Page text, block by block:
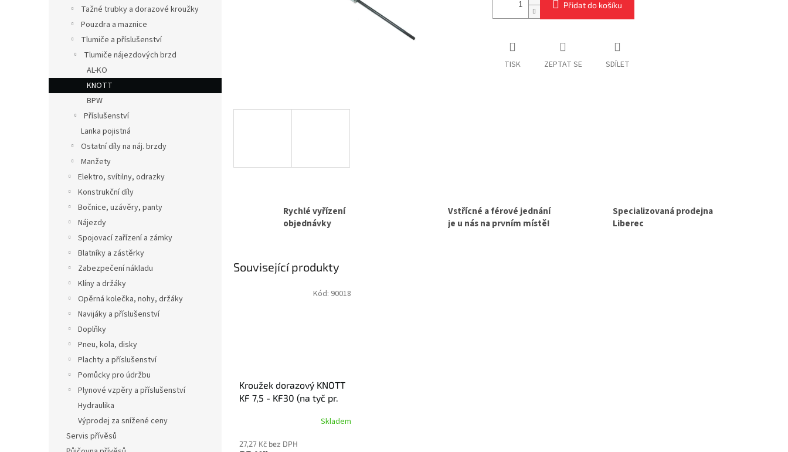
Tažné trubky a dorazové kroužky
Pouzdra a maznice
Tlumiče a příslušenství
Tlumiče nájezdových brzd
AL-KO
KNOTT
BPW
Příslušenství
Lanka pojistná
Ostatní díly na náj. brzdy
Manžety
Elektro, svítilny, odrazky
Konstrukční díly
Bočnice, uzávěry, panty
Nájezdy
Spojovací zařízení a zámky
Blatníky a zástěrky
Zabezpečení nákladu
Klíny a držáky
Opěrná kolečka, nohy, držáky
Navijáky a příslušenství
Doplňky
Pneu, kola, disky
Plachty a příslušenství
Pomůcky pro údržbu
Plynové vzpěry a příslušenství
Hydraulika
Výprodej za snížené ceny
Servis přívěsů
Přidat do košíku
TISK ZEPTAT SE SDÍLET
Rychlé vyřízení
objednávky
Vstřícné a férové jednání
je u nás na prvním místě!
Specializovaná prodejna
Liberec
Související produkty
Kroužek dorazový KNOTT
KF 7,5 - KF30 (na tyč pr.
Skladem
27,27 Kč bez DPH
Kód: 90018